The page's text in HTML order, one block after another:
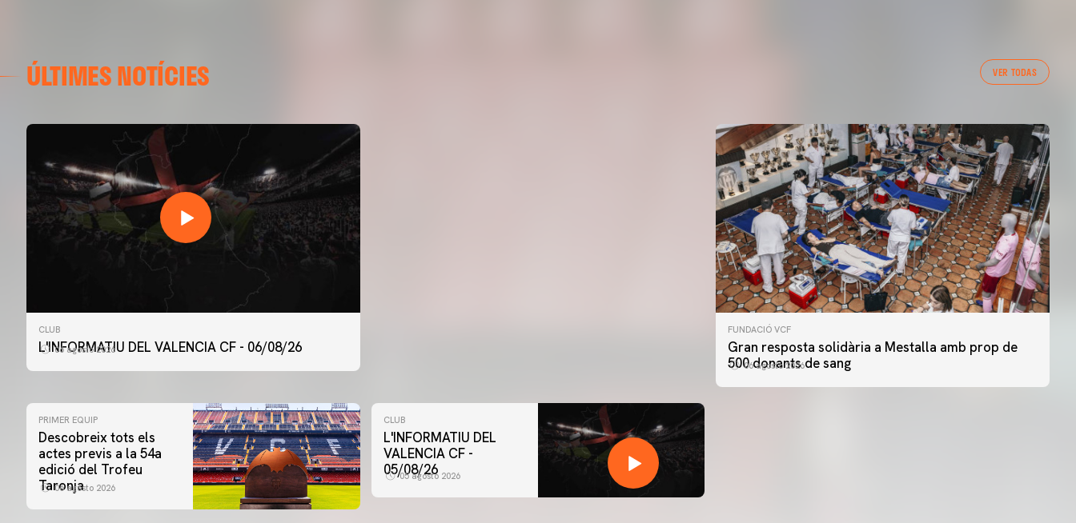
ÚLTIMES NOTÍCIES VER TODAS
CLUB
L'INFORMATIU DEL VALENCIA CF - 06/08/26
06 agosto 2026
FUNDACIÓ VCF
Gran resposta solidària a Mestalla amb prop de
500 donants de sang
06 agosto 2026
PRIMER EQUIP
Descobreix tots els
actes previs a la 54a
edició del Trofeu
Taronja
06 agosto 2026
CLUB
L'INFORMATIU DEL
VALENCIA CF -
05/08/26
05 agosto 2026
PRIMER EQUIP
ENTRENAMENT DEL VALENCIA CF 5/8/2026